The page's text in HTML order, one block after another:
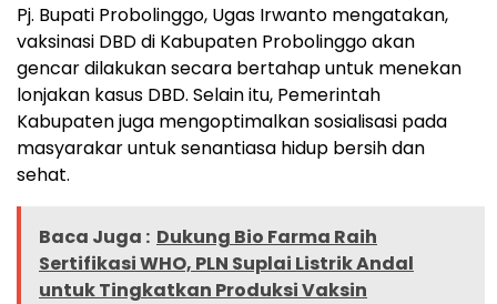
Pj. Bupati Probolinggo, Ugas Irwanto mengatakan,
vaksinasi DBD di Kabupaten Probolinggo akan
gencar dilakukan secara bertahap untuk menekan
lonjakan kasus DBD. Selain itu, Pemerintah
Kabupaten juga mengoptimalkan sosialisasi pada
masyarakar untuk senantiasa hidup bersih dan
sehat.
Baca Juga : Dukung Bio Farma Raih
Sertifikasi WHO, PLN Suplai Listrik Andal
untuk Tingkatkan Produksi Vaksin